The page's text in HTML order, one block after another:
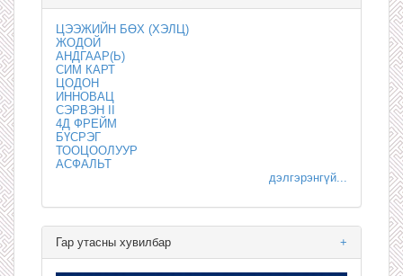
ЦЭЭЖИЙН БӨХ (ХЭЛЦ)
ЖОДОЙ
АНДГААР(Ь)
СИМ КАРТ
ЦОДОН
ИННОВАЦ
СЭРВЭН II
4Д ФРЕЙМ
БҮСРЭГ
ТООЦООЛУУР
АСФАЛЬТ
дэлгэрэнгүй...
+
Гар утасны хувилбар